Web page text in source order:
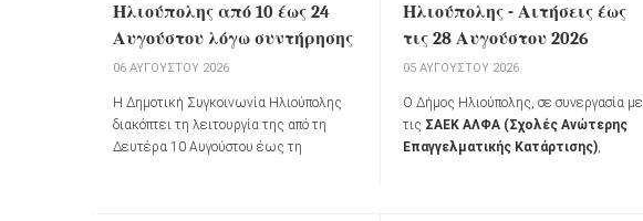
Ηλιούπολης από 10 έως 24
Αυγούστου λόγω συντήρησης
06 ΑΥΓΟΎΣΤΟΥ 2026
Η Δημοτική Συγκοινωνία Ηλιούπολης
διακόπτει τη λειτουργία της από τη
Δευτέρα 10 Αυγούστου έως τη
οχημάτων.
Ηλιούπολης - Αιτήσεις έως
τις 28 Αυγούστου 2026
05 ΑΥΓΟΎΣΤΟΥ 2026
Ο Δήμος Ηλιούπολης, σε συνεργασία με
τις ΣΑΕΚ ΑΛΦΑ (Σχολές Ανώτερης
Επαγγελματικής Κατάρτισης)
υποτροφιών σπουδώνσε δημότες